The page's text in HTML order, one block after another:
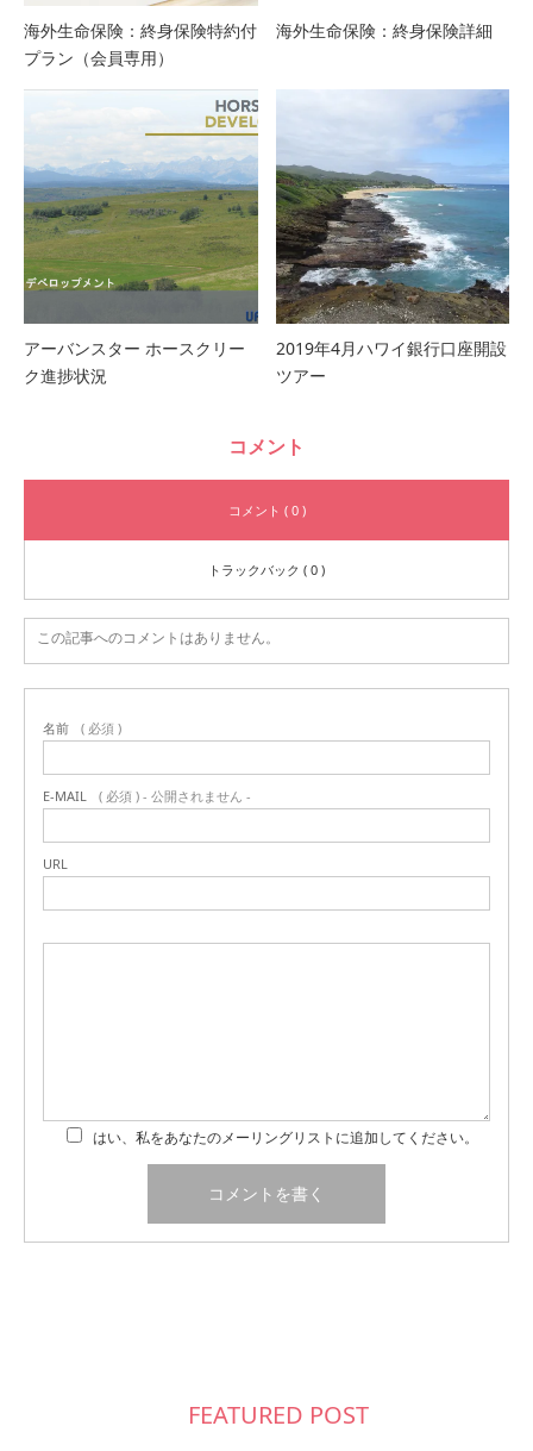
海外生命保険：終身保険特約付
プラン（会員専用）
海外生命保険：終身保険詳細
アーバンスター ホースクリー
ク進捗状況
2019年4月ハワイ銀行口座開設
ツアー
コメント
コメント ( 0 )
トラックバック ( 0 )
この記事へのコメントはありません。
名前 ( 必須 )
E-MAIL ( 必須 ) - 公開されません -
URL
はい、私をあなたのメーリングリストに追加してください。
FEATURED POST